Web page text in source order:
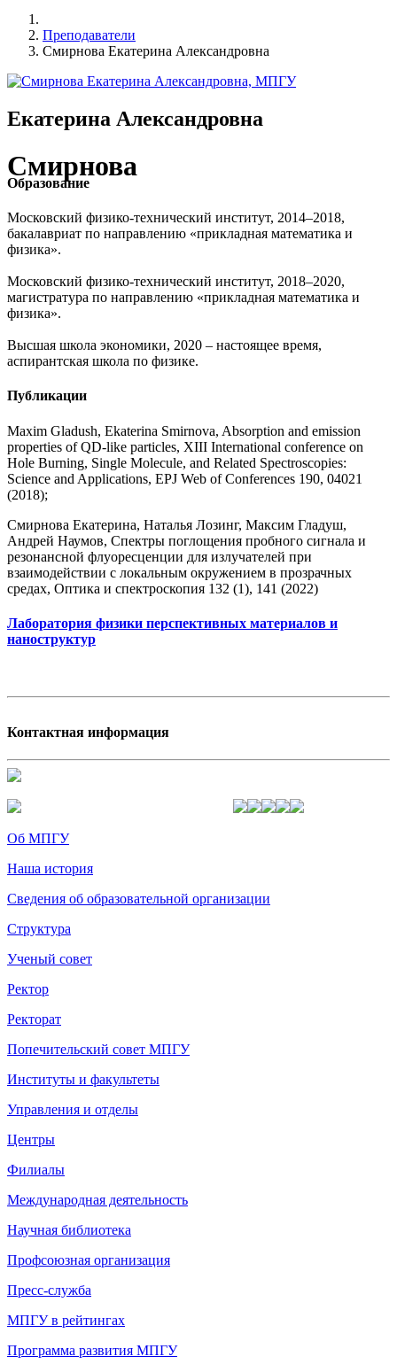
Преподаватели
Смирнова Екатерина Александровна
Екатерина Александровна
Смирнова
Образование
Московский физико-технический институт, 2014–2018,
бакалавриат по направлению «прикладная математика и
физика».
Московский физико-технический институт, 2018–2020,
магистратура по направлению «прикладная математика и
физика».
Высшая школа экономики, 2020 – настоящее время,
аспирантская школа по физике.
Публикации
Maxim Gladush, Ekaterina Smirnova, Absorption and emission
properties of QD-like particles, XIII International conference on
Hole Burning, Single Molecule, and Related Spectroscopies:
Science and Applications, EPJ Web of Conferences 190, 04021
(2018);
Смирнова Екатерина, Наталья Лозинг, Максим Гладуш,
Андрей Наумов, Спектры поглощения пробного сигнала и
резонансной флуоресценции для излучателей при
взаимодействии с локальным окружением в прозрачных
средах, Оптика и спектроскопия 132 (1), 141 (2022)
Лаборатория физики перспективных материалов и
наноструктур
Контактная информация
Об МПГУ
Наша история
Сведения об образовательной организации
Структура
Ученый совет
Ректор
Ректорат
Попечительский совет МПГУ
Институты и факультеты
Управления и отделы
Центры
Филиалы
Международная деятельность
Научная библиотека
Профсоюзная организация
Пресс-служба
МПГУ в рейтингах
Программа развития МПГУ